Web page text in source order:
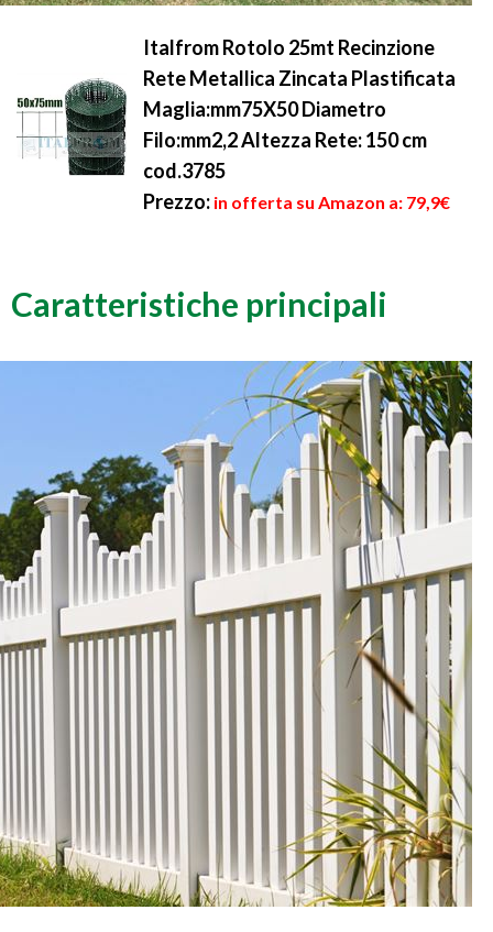
Italfrom Rotolo 25mt Recinzione
Rete Metallica Zincata Plastificata
Maglia:mm75X50 Diametro
Filo:mm2,2 Altezza Rete: 150 cm
cod.3785
Prezzo: in offerta su Amazon a: 79,9€
Caratteristiche principali